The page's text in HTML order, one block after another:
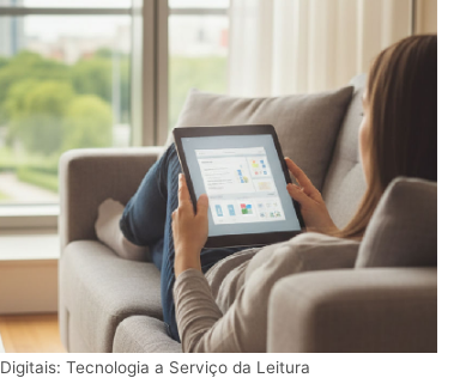
Tecnologia a Serviço da Leitura